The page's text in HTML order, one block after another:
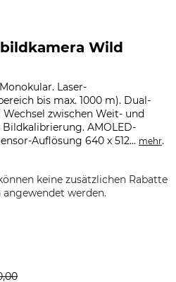
Wild
Laser-
bis max. 1000 m). Dual-
zwischen Weit- und
AMOLED-
Auflösung 640 x 512... mehr.
keine zusätzlichen Rabatte
werden.